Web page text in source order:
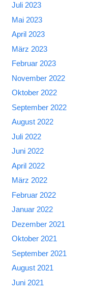
Juli 2023
Mai 2023
April 2023
März 2023
Februar 2023
November 2022
Oktober 2022
September 2022
August 2022
Juli 2022
Juni 2022
April 2022
März 2022
Februar 2022
Januar 2022
Dezember 2021
Oktober 2021
September 2021
August 2021
Juni 2021